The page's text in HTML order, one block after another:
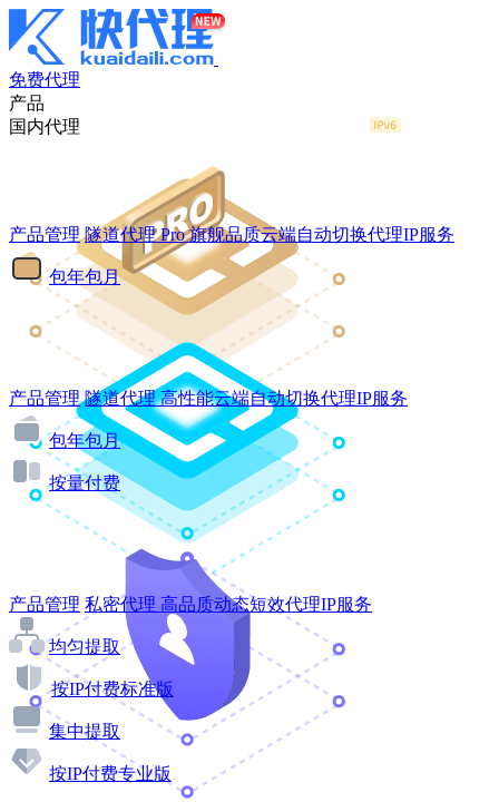
免费代理
产品
国内代理
产品管理 隧道代理Pro 旗舰品质云端自动切换代理IP服务
包年包月
产品管理 隧道代理 高性能云端自动切换代理IP服务
包年包月
按量付费
产品管理 私密代理 高品质动态短效代理IP服务
均匀提取
按IP付费标准版
集中提取
按IP付费专业版